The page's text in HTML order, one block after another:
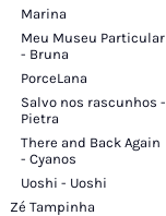
Marina
Meu Museu Particular
- Bruna
PorceLana
Salvo nos rascunhos -
Pietra
There and Back Again
- Cyanos
Uoshi - Uoshi
Zé Tampinha